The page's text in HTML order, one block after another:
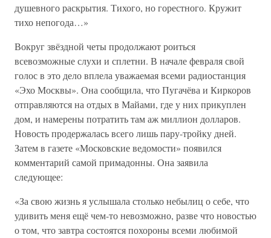
душевного раскрытия. Тихого, но горестного. Кружит
тихо непогода…»
Вокруг звёздной четы продолжают роиться
всевозможные слухи и сплетни. В начале февраля свой
голос в это дело вплела уважаемая всеми радиостанция
«Эхо Москвы». Она сообщила, что Пугачёва и Киркоров
отправляются на отдых в Майами, где у них прикуплен
дом, и намерены потратить там аж миллион долларов.
Новость продержалась всего лишь пару-тройку дней.
Затем в газете «Московские ведомости» появился
комментарий самой примадонны. Она заявила
следующее:
«За свою жизнь я услышала столько небылиц о себе, что
удивить меня ещё чем-то невозможно, разве что новостью
о том, что завтра состоятся похороны всеми любимой